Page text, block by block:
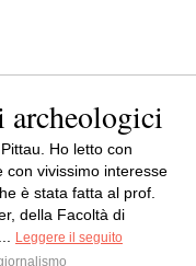
archeologici
Ho letto con
con vivissimo interesse
è stata fatta al prof.
della Facoltà di
Leggere il seguito